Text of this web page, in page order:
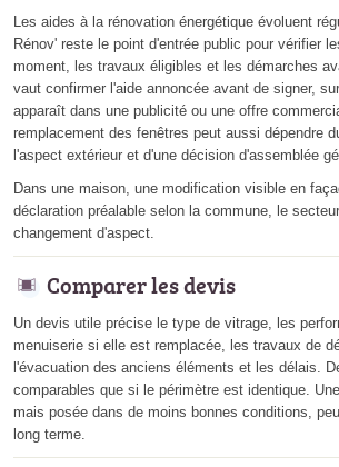
Les aides à la rénovation énergétique évoluent
Rénov' reste le point d'entrée public pour vérifier
moment, les travaux éligibles et les démarches
vaut confirmer l'aide annoncée avant de signer,
apparaît dans une publicité ou une offre
remplacement des fenêtres peut aussi dépendre
l'aspect extérieur et d'une décision d'assemblée
Dans une maison, une modification visible en
déclaration préalable selon la commune, le
changement d'aspect.
Comparer les devis
Un devis utile précise le type de vitrage, les
menuiserie si elle est remplacée, les travaux de
l'évacuation des anciens éléments et les délais.
comparables que si le périmètre est identique.
mais posée dans de moins bonnes conditions,
long terme.